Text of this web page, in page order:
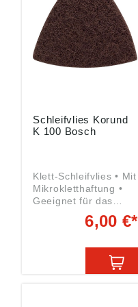
GmbH, Max-Lang-
Straße 40-46, 70771
Leinfelden-
Echterdingen, DE,
kontakt@bosch.de
Schleifvlies Korund
K 100 Bosch
Klett-Schleifvlies • Mit
Mikrokletthaftung •
Geeignet für das
Strukturieren von
Holz, zum Entrosten
Anschleifen von
Lacken Körnung: 100
Härte: mittel Angaben
6,00 €*